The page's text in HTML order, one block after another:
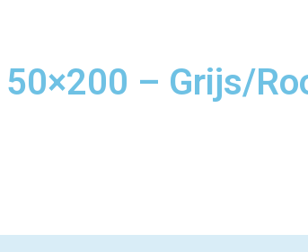
– Grijs/